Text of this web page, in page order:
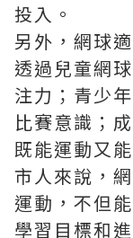
投入。
另外，網球
透過兒童網
注力；青少
比賽意識；
既能運動又
市人來說，
運動，不但
學習目標和